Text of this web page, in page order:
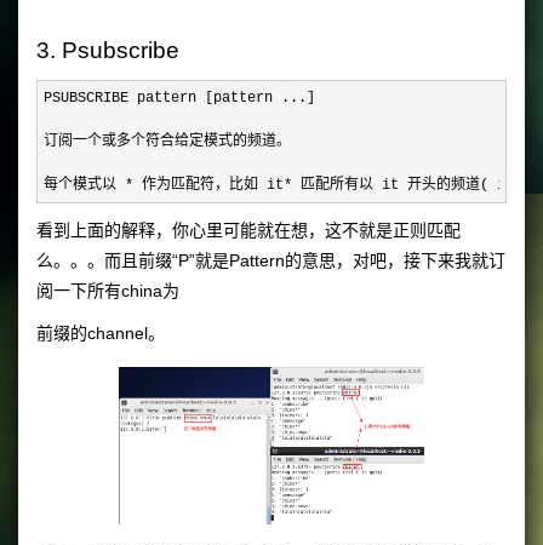
3. Psubscribe
PSUBSCRIBE pattern [pattern ...]
订阅一个或多个符合给定模式的频道。
每个模式以 * 作为匹配符，比如 it* 匹配所有以 it 开头的频道(
看到上面的解释，你心里可能就在想，这不就是正则匹配
么。。。而且前缀“P”就是Pattern的意思，对吧，接下来我就订
阅一下所有china为
前缀的channel。